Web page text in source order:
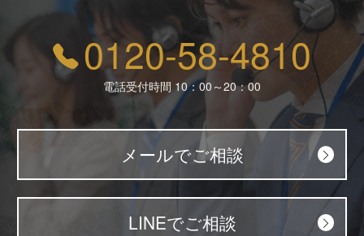
0120-58-4810
電話受付時間 10：00～20：00
メールでご相談
LINEでご相談